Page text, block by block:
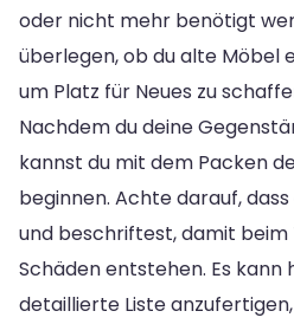
oder nicht mehr benötigt
überlegen, ob du alte Möbel
um Platz für Neues zu
Nachdem du deine
kannst du mit dem Packen
beginnen. Achte darauf,
und beschriftest, damit
Schäden entstehen. Es kann
detaillierte Liste